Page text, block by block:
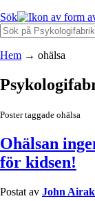
Sök
Hem → ohälsa
Poster taggade ohälsa
Ohälsan
för kidsen!
Postat av John